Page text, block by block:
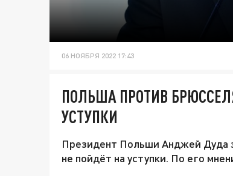
06 НОЯБРЯ 2022 17:43
ПОЛЬША ПРОТИВ
УСТУПКИ
Президент Польши Анджей Дуда
не пойдёт на уступки. По его